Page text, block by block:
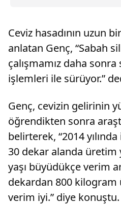
Ceviz hasadının uzun
anlatan Genç, “Sabah
çalışmamız daha
işlemleri ile sürüyor.”
Genç, cevizin gelirinin
öğrendikten sonra
belirterek, “2014
30 dekar alanda üretim
yaşı büyüdükçe verim
dekardan 800 kilogram
verim iyi.” diye konuştu.